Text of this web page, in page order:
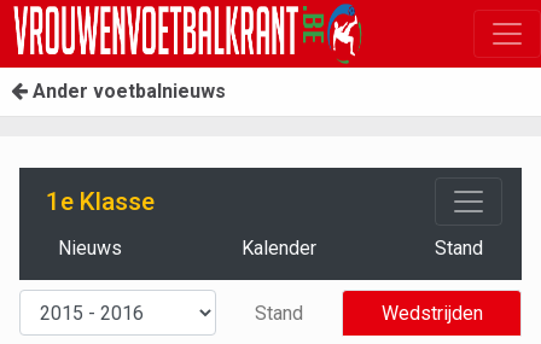
Ander voetbalnieuws
1e Klasse
Nieuws Kalender Stand
Stand
Wedstrijden